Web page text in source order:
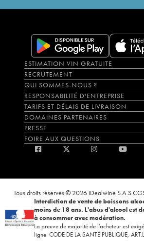
ESTIMATION VIN GRATUITE
RECRUTEMENT
QUI SOMMES-NOUS ?
RESPONSABILITÉ D'ENTREPRISE
TARIFS ET DÉLAIS DE LIVRAISON
DOMAINES PARTENAIRES
PRESSE
FOIRE AUX QUESTIONS
Tous droits réservés © 2026 iDealwine S.A.S.
Interdiction de vente de boissons
moins de 18 ans. L'abus d'alcool est
à consommer avec modération.
La preuve de majorité de l'acheteur est
ligne. CODE DE LA SANTÉ PUBLIQUE,